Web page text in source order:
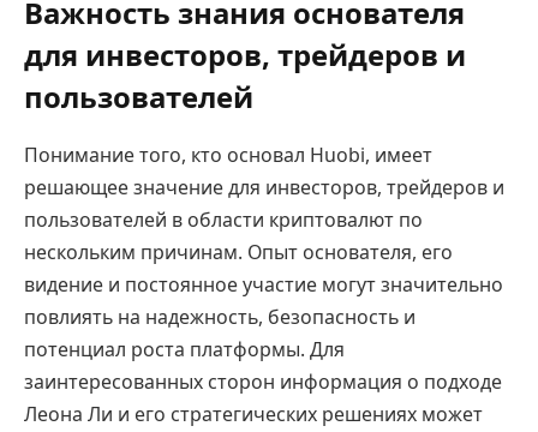
Важность знания основателя
для инвесторов, трейдеров и
пользователей
Понимание того, кто основал Huobi, имеет
решающее значение для инвесторов, трейдеров и
пользователей в области криптовалют по
нескольким причинам. Опыт основателя, его
видение и постоянное участие могут значительно
повлиять на надежность, безопасность и
потенциал роста платформы. Для
заинтересованных сторон информация о подходе
Леона Ли и его стратегических решениях может